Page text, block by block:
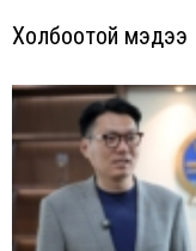
Холбоотой мэдээ